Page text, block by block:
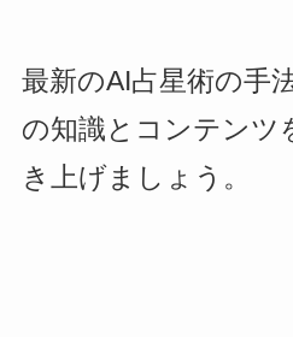
最新のAI占星術の手
の知識とコンテンツ
き上げましょう。